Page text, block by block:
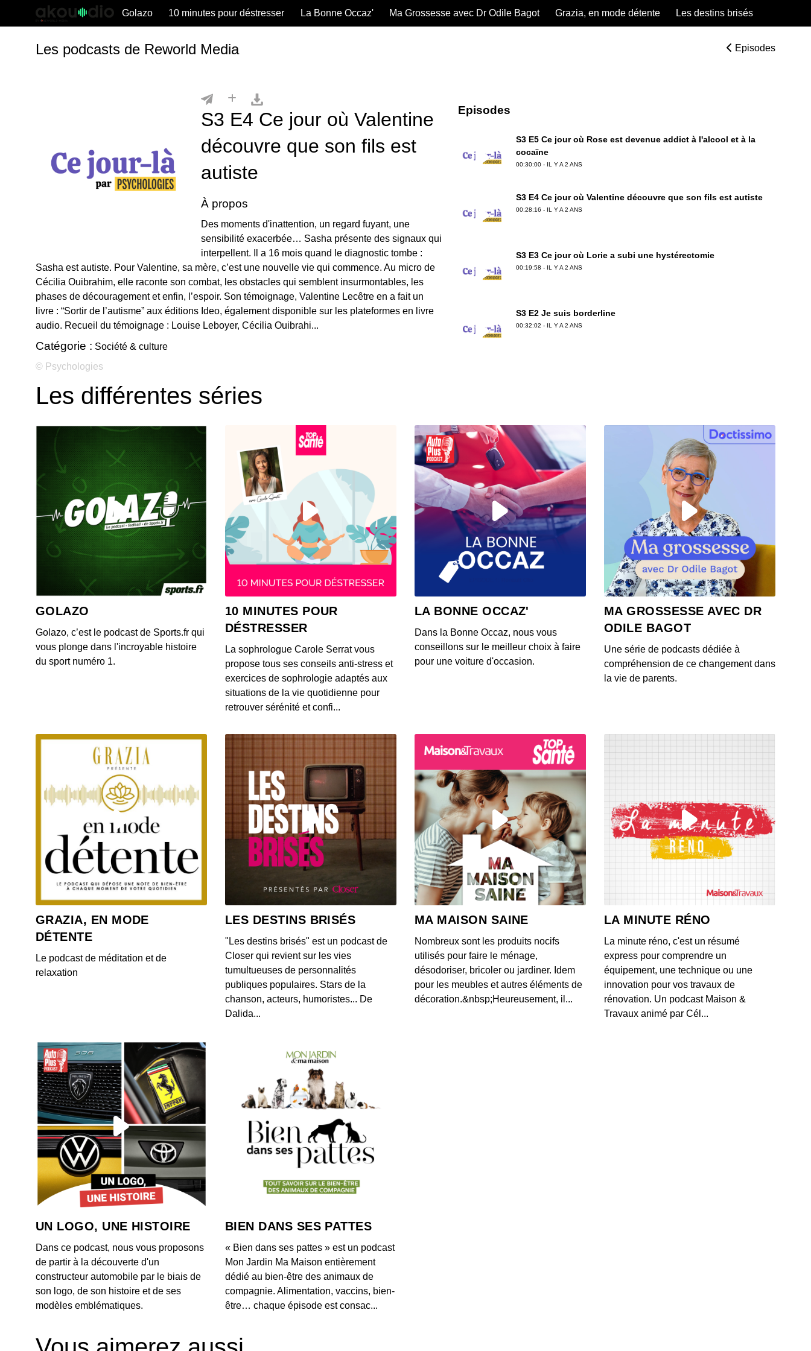
Golazo 10 minutes pour déstresser La Bonne Occaz' Ma Grossesse avec Dr Odile Bagot Grazia, en mode détente Les destins brisés
Les podcasts de Reworld Media Episodes
S3 E4 Ce jour où Valentine
découvre que son fils est
autiste
À propos
Des moments d'inattention, un regard fuyant, une
sensibilité exacerbée… Sasha présente des signaux qui
interpellent. Il a 16 mois quand le diagnostic tombe :
Sasha est autiste. Pour Valentine, sa mère, c’est une nouvelle vie qui commence. Au micro de
Cécilia Ouibrahim, elle raconte son combat, les obstacles qui semblent insurmontables, les
phases de découragement et enfin, l’espoir. Son témoignage, Valentine Lecêtre en a fait un
livre : “Sortir de l’autisme” aux éditions Ideo, également disponible sur les plateformes en livre
audio. Recueil du témoignage : Louise Leboyer, Cécilia Ouibrahi...
Catégorie : Société & culture
© Psychologies
Episodes
S3 E5 Ce jour où Rose est devenue addict à l'alcool et à la
cocaïne
00:30:00 - IL Y A 2 ANS
S3 E4 Ce jour où Valentine découvre que son fils est autiste
00:28:16 - IL Y A 2 ANS
S3 E3 Ce jour où Lorie a subi une hystérectomie
00:19:58 - IL Y A 2 ANS
S3 E2 Je suis borderline
00:32:02 - IL Y A 2 ANS
S2 E9 Céline a adopté sa fille
00:31:02 - IL Y A 4 ANS
S2 E8 Eliot a soigné son trouble de l'attention
00:20:36 - IL Y A 4 ANS
S2 E7 Lexie a fait son coming out trans
00:20:50 - IL Y A 4 ANS
00:27:30 - IL Y A 4 ANS
S2 E5 Charlotte a fait un déni de grossesse
S2 E3 Timothée a fait la paix avec son handicap invisible
S2 E2 Viviane a redécouvert son histoire familiale
00:16:54 - IL Y A 5 ANS
S2 E1 Jeanne a accepté sa bipolarité
00:31:21 - IL Y A 5 ANS
00:22:03 - IL Y A 6 ANS
#9 Valentine s'est libérée des violences conjugales
Les différentes séries
GOLAZO
Golazo, c’est le podcast de Sports.fr qui
vous plonge dans l'incroyable histoire
du sport numéro 1.
10 MINUTES POUR
DÉSTRESSER
La sophrologue Carole Serrat vous
propose tous ses conseils anti-stress et
exercices de sophrologie adaptés aux
situations de la vie quotidienne pour
retrouver sérénité et confi...
LA BONNE OCCAZ'
Dans la Bonne Occaz, nous vous
conseillons sur le meilleur choix à faire
pour une voiture d'occasion.
MA GROSSESSE AVEC DR
ODILE BAGOT
Une série de podcasts dédiée à
compréhension de ce changement dans
la vie de parents.
GRAZIA, EN MODE
DÉTENTE
Le podcast de méditation et de
relaxation
LES DESTINS BRISÉS
"Les destins brisés" est un podcast de
Closer qui revient sur les vies
tumultueuses de personnalités
publiques populaires. Stars de la
chanson, acteurs, humoristes... De
Dalida...
MA MAISON SAINE
Nombreux sont les produits nocifs
utilisés pour faire le ménage,
désodoriser, bricoler ou jardiner. Idem
pour les meubles et autres éléments de
décoration.&nbsp;Heureusement, il...
LA MINUTE RÉNO
La minute réno, c'est un résumé
express pour comprendre un
équipement, une technique ou une
innovation pour vos travaux de
rénovation. Un podcast Maison &
Travaux animé par Cél...
UN LOGO, UNE HISTOIRE
Dans ce podcast, nous vous proposons
de partir à la découverte d'un
constructeur automobile par le biais de
son logo, de son histoire et de ses
modèles emblématiques.
BIEN DANS SES PATTES
« Bien dans ses pattes » est un podcast
Mon Jardin Ma Maison entièrement
dédié au bien-être des animaux de
compagnie. Alimentation, vaccins, bien-
être… chaque épisode est consac...